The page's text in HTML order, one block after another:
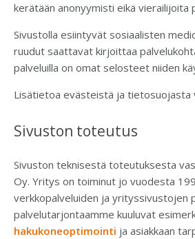
kerätään anonyymisti eikä vierailijoita
Sivustolla esiintyvät sosiaalisten
ruudut saattavat kirjoittaa
palveluilla on omat selosteet niiden
Lisätietoa evästeistä ja tietosuojasta
Sivuston toteutus
Sivuston teknisestä toteutuksesta
Oy. Yritys on ​toiminut jo vuodesta
verkkopalveluiden ja yrityssivustojen
palvelutarjontaamme kuuluvat
hakukoneoptimointi ja asiakkaan